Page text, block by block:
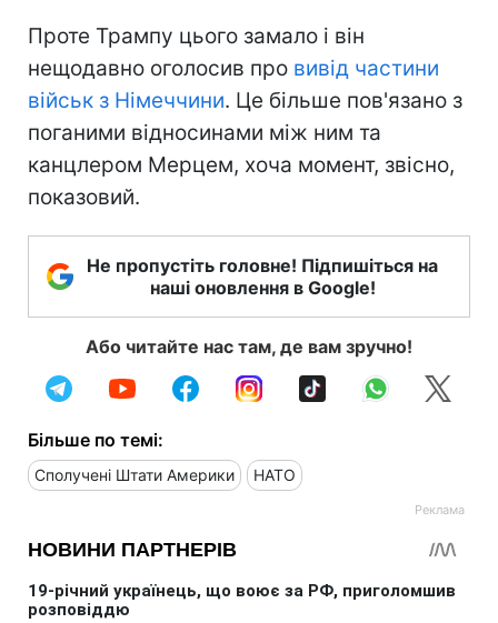
Проте Трампу цього замало і він
нещодавно оголосив про вивід частини
військ з Німеччини. Це більше пов'язано з
поганими відносинами між ним та
канцлером Мерцем, хоча момент, звісно,
показовий.
Не пропустіть головне! Підпишіться на
наші оновлення в Google!
Або читайте нас там, де вам зручно!
Більше по темі:
Сполучені Штати Америки НАТО